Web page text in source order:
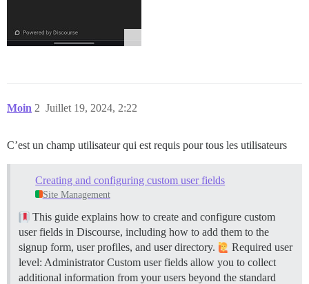
Moin Juillet 19, 2024, 2:22
2
C’est un champ utilisateur qui est requis pour tous les utilisateurs
Creating and configuring custom user fields
Site Management
This guide explains how to create and configure custom
user fields in Discourse, including how to add them to the
signup form, user profiles, and user directory.
Required user
level: Administrator Custom user fields allow you to collect
additional information from your users beyond the standard